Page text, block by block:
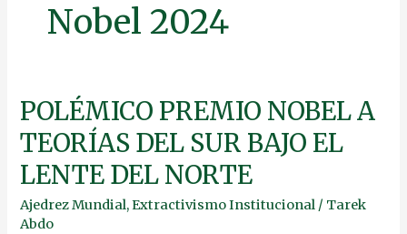
Nobel 2024
POLÉMICO PREMIO NOBEL A
TEORÍAS DEL SUR BAJO EL
LENTE DEL NORTE
Ajedrez Mundial,Extractivismo Institucional / Tarek
Abdo
POLÉMICO
PREMIO
NOBEL
A
TEORÍAS
DEL
SUR